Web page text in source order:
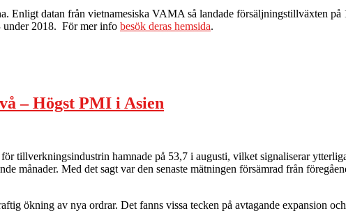
Enligt datan från vietnamesiska VAMA så landade försäljningstillväxten på
under 2018. För mer info besök deras hemsida.
– Högst PMI i Asien
tillverkningsindustrin hamnade på 53,7 i augusti, vilket signaliserar
månader. Med det sagt var den senaste mätningen försämrad från
ökning av nya ordrar. Det fanns vissa tecken på avtagande expansion